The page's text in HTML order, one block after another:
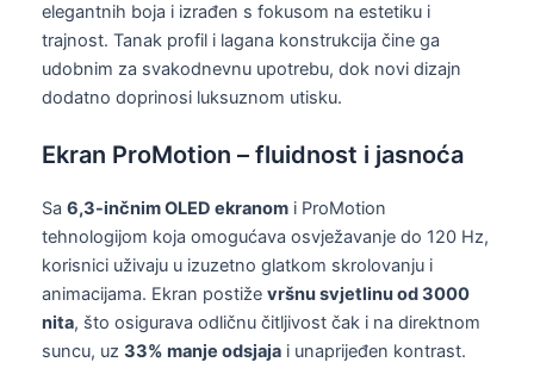
elegantnih boja i izrađen s fokusom na estetiku i
trajnost. Tanak profil i lagana konstrukcija čine ga
udobnim za svakodnevnu upotrebu, dok novi dizajn
dodatno doprinosi luksuznom utisku.
Ekran ProMotion – fluidnost i jasnoća
Sa 6,3-inčnim OLED ekranom i ProMotion
tehnologijom koja omogućava osvježavanje do 120 Hz,
korisnici uživaju u izuzetno glatkom skrolovanju i
animacijama. Ekran postiže vršnu svjetlinu od 3000
nita, što osigurava odličnu čitljivost čak i na direktnom
suncu, uz 33% manje odsjaja i unaprijeđen kontrast.